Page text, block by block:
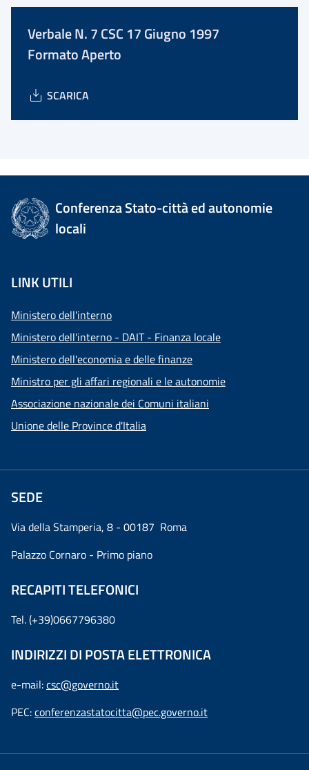
Verbale N. 7 CSC 17 Giugno 1997
Formato Aperto
SCARICA
Conferenza Stato-città ed autonomie
locali
LINK UTILI
Ministero dell'interno
Ministero dell'interno - DAIT - Finanza locale
Ministero dell'economia e delle finanze
Ministro per gli affari regionali e le autonomie
Associazione nazionale dei Comuni italiani
Unione delle Province d'Italia
SEDE
Via della Stamperia, 8 - 00187 Roma
Palazzo Cornaro - Primo piano
RECAPITI TELEFONICI
Tel. (+39)0667796380
INDIRIZZI DI POSTA ELETTRONICA
e-mail:csc@governo.it
PEC:conferenzastatocitta@pec.governo.it